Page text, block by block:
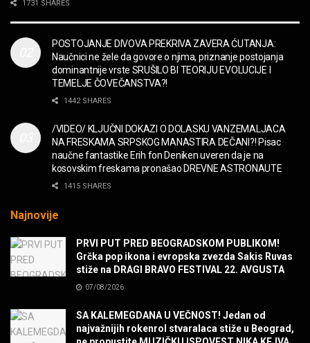
“Missin’ Yo’ Kissin'” BILLY ZZ TOP
MUZIKA
FILM
MUZIKA
POVRATAK Iron Maiden The Writing On The Wall
1731 SHARES
POSTOJANJE DIVOVA PREKRIVA ZAVERA ĆUTANJA:
Naučnici ne žele da govore o njima, priznanje postojanja
dominantnije vrste SRUŠILO BI TEORIJU EVOLUCIJE I
TEMELJE ČOVEČANSTVA?!
1442 SHARES
/VIDEO/ KLJUČNI DOKAZI O DOLASKU VANZEMALJACA
NA FRESKAMA SRPSKOG MANASTIRA DEČANI?! Pisac
naučne fantastike Erih fon Deniken uveren da je na
kosovskim freskama pronašao DREVNE ASTRONAUTE
1415 SHARES
Najnovije
PRVI PUT PRED BEOGRADSKOM PUBLIKOM!
Grčka pop ikona i evropska zvezda Sakis Ruvas
stiže na DRAGI BRAVO FESTIVAL 22. AVGUSTA
07/08/2026
SA KALEMEGDANA U VEČNOST! Jedan od
najvažnijih rokenrol stvaralaca stiže u Beograd,